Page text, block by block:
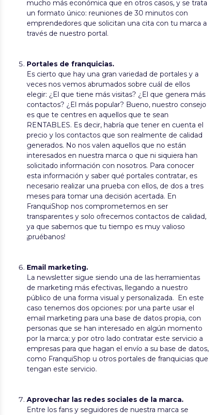
mucho más económica que en otros casos, y se trata
un formato único: reuniones de 30 minutos con
emprendedores que solicitan una cita con tu marca a
través de nuestro portal.
Portales de franquicias.
Es cierto que hay una gran variedad de portales y a
veces nos vemos abrumados sobre cuál de ellos
elegir: ¿El que tiene más visitas? ¿El que genera más
contactos? ¿El más popular? Bueno, nuestro consejo
es que te centres en aquellos que te sean
RENTABLES. Es decir, habría que tener en cuenta el
precio y los contactos que son realmente de calidad
generados. No nos valen aquellos que no están
interesados en nuestra marca o que ni siquiera han
solicitado información con nosotros. Para conocer
esta información y saber qué portales contratar, es
necesario realizar una prueba con ellos, de dos a tres
meses para tomar una decisión acertada. En
FranquiShop nos comprometemos en ser
transparentes y solo ofrecemos contactos de calidad,
ya que sabemos que tu tiempo es muy valioso
¡pruébanos!
Email marketing.
La newsletter sigue siendo una de las herramientas
de marketing más efectivas, llegando a nuestro
público de una forma visual y personalizada. En este
caso tenemos dos opciones: por una parte usar el
email marketing para una base de datos propia, con
personas que se han interesado en algún momento
por la marca; y por otro lado contratar este servicio a
empresas para que hagan el envío a su base de datos,
como FranquiShop u otros portales de franquicias que
tengan este servicio.
Aprovechar las redes sociales de la marca.
Entre los fans y seguidores de nuestra marca se